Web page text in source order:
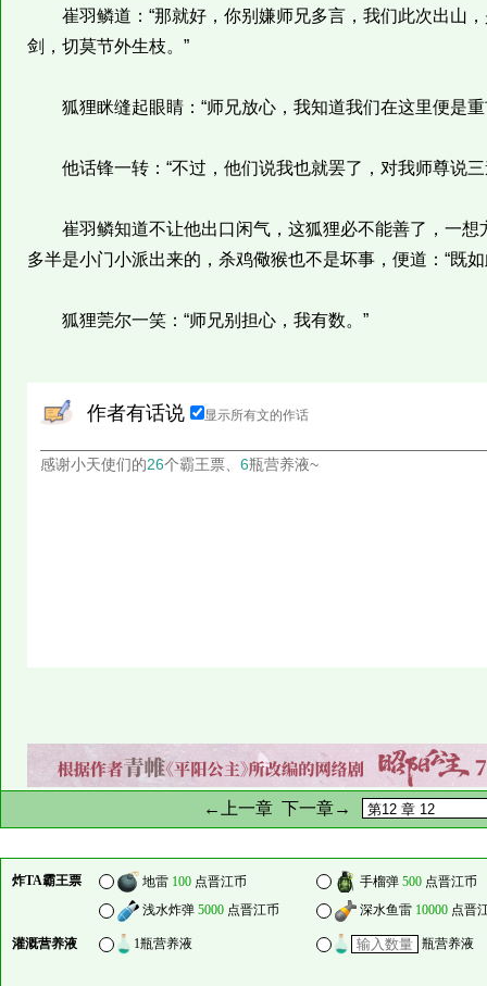
崔羽鳞道：“那就好，你别嫌师兄多言，我们此次出山，
剑，切莫节外生枝。”
狐狸眯缝起眼睛：“师兄放心，我知道我们在这里便是
他话锋一转：“不过，他们说我也就罢了，对我师尊说三
崔羽鳞知道不让他出口闲气，这狐狸必不能善了，一想
多半是小门小派出来的，杀鸡儆猴也不是坏事，便道：“既
狐狸莞尔一笑：“师兄别担心，我有数。”
作者有话说 显示所有文的作话
感谢小天使们的26个霸王票、 6瓶营养液~
←上一章 下一章→
炸TA霸王票 地雷 100 点晋江币 手榴弹 500 点晋江币
浅水炸弹 5000 点晋江币 深水鱼雷 10000 点晋
灌溉营养液 1瓶营养液 瓶营养液